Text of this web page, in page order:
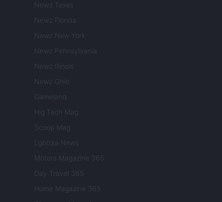
Newz Texas
Newz Florida
Newz New York
Newz Pennsylvania
Newz Illinois
Newz Ohio
Gameland
Hig Tech Mag
Scoop Mag
Lgbtqia News
Motors Magazine 365
Day Travel 365
Home Magazine 365